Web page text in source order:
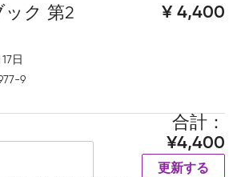
ック 第2
日
9
4,400
合計
4,400
更新する